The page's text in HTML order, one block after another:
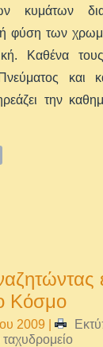
κυμάτων
φύση των
Καθένα
και
την
Κόσμο
2009 |
ταχυδρομείο